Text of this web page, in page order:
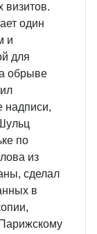
визитов.
один
и
для
обрыве
надписи,
по
из
сделал
в